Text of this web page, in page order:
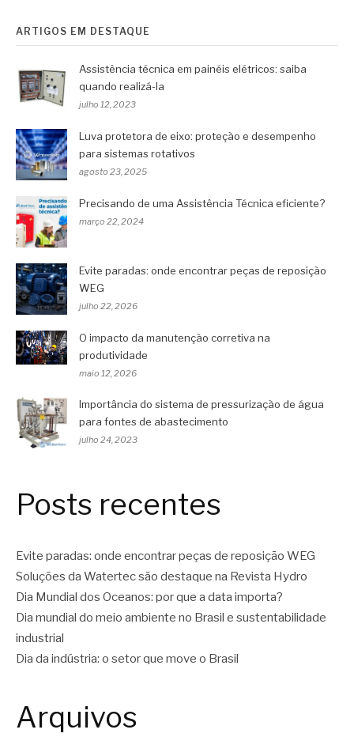
ARTIGOS EM DESTAQUE
Assistência técnica em painéis elétricos: saiba
quando realizá-la
julho 12, 2023
Luva protetora de eixo: proteção e desempenho
para sistemas rotativos
agosto 23, 2025
Precisando de uma Assistência Técnica eficiente?
março 22, 2024
Evite paradas: onde encontrar peças de reposição
WEG
julho 22, 2026
O impacto da manutenção corretiva na
produtividade
maio 12, 2026
Importância do sistema de pressurização de água
para fontes de abastecimento
julho 24, 2023
Posts recentes
Evite paradas: onde encontrar peças de reposição WEG
Soluções da Watertec são destaque na Revista Hydro
Dia Mundial dos Oceanos: por que a data importa?
Dia mundial do meio ambiente no Brasil e sustentabilidade
industrial
Dia da indústria: o setor que move o Brasil
Arquivos